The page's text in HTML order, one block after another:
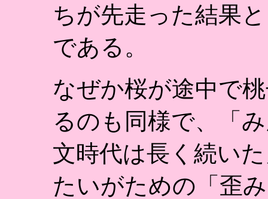
ちが先走った結果
である。
なぜか桜が途中で
るのも同様で、「
文時代は長く続い
たいがための「歪